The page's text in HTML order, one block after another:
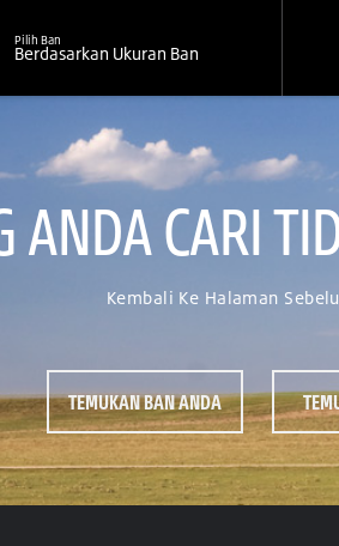
Pilih Ban
Berdasarkan Ukuran Ban
ANDA CARI
Kembali Ke Halaman
TEMUKAN BAN ANDA